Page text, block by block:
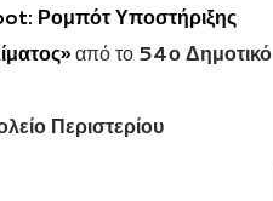
Ρομπότ Υποστήριξης
από το 54ο Δημοτικό
Περιστερίου